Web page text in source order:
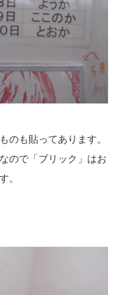
のも貼ってあります。
ので「ブリック」はお
。